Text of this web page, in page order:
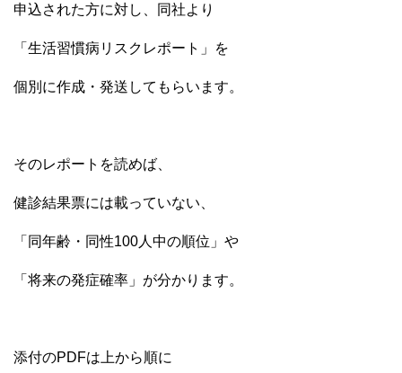
申込された方に対し、同社より
「生活習慣病リスクレポート」を
個別に作成・発送してもらいます。
そのレポートを読めば、
健診結果票には載っていない、
「同年齢・同性100人中の順位」や
「将来の発症確率」が分かります。
添付のPDFは上から順に